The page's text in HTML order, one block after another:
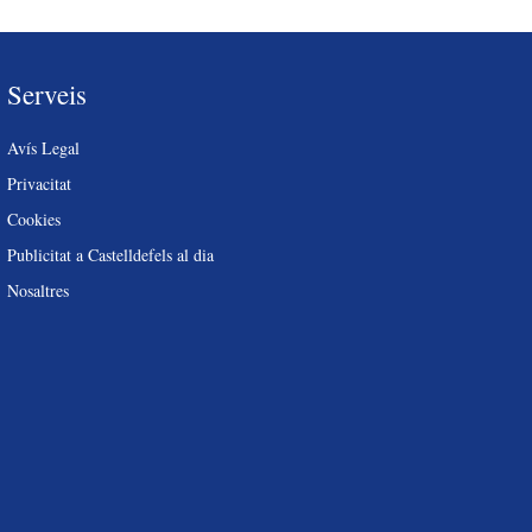
Serveis
Avís Legal
Privacitat
Cookies
Publicitat a Castelldefels al dia
Nosaltres